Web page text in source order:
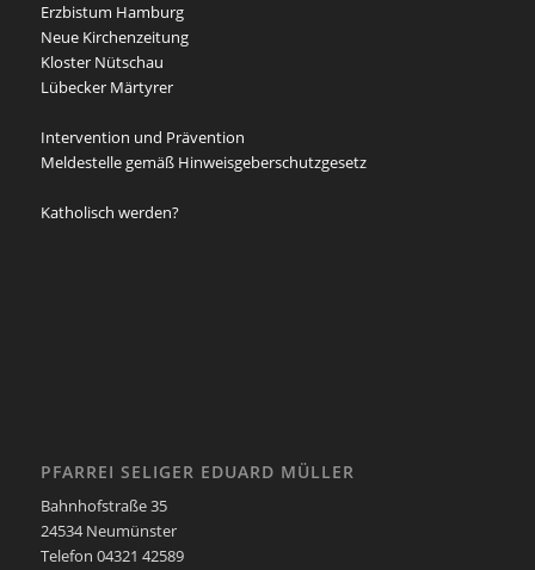
Erzbistum Hamburg
Neue Kirchenzeitung
Kloster Nütschau
Lübecker Märtyrer
Intervention und Prävention
Meldestelle gemäß Hinweisgeberschutzgesetz
Katholisch werden?
PFARREI SELIGER EDUARD MÜLLER
Bahnhofstraße 35
24534 Neumünster
Telefon 04321 42589